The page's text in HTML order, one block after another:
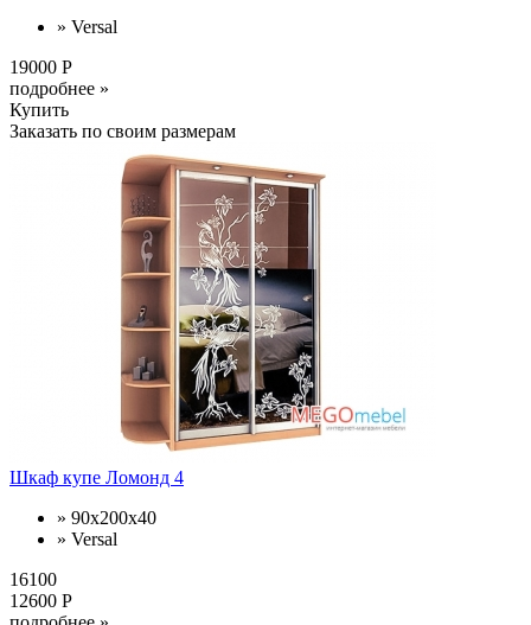
» Versal
19000 Р
подробнее »
Купить
Заказать по своим размерам
Шкаф купе Ломонд 4
» 90x200x40
» Versal
16100
12600 Р